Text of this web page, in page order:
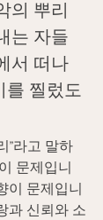
의 뿌리
는 자들
서 떠나
를 찔렀도
”라고 말하
문제입니
이 문제입니
과 신뢰와 소